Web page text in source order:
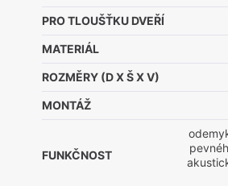
PRO TLOUŠŤKU DVEŘÍ
MATERIÁL
ROZMĚRY (D X Š X V)
MONTÁŽ
FUNKČNOST